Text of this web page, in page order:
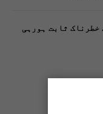
خطرناک ثابت ہورہی